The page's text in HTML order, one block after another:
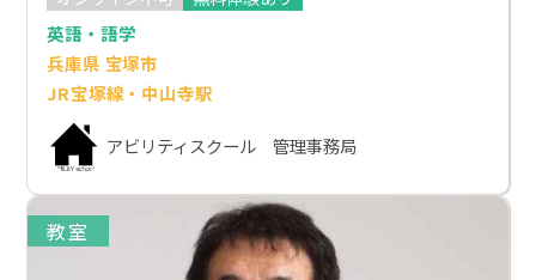
英語・語学
兵庫県 宝塚市
JR宝塚線・中山寺駅
アビリティスクール 管理事務局
教室